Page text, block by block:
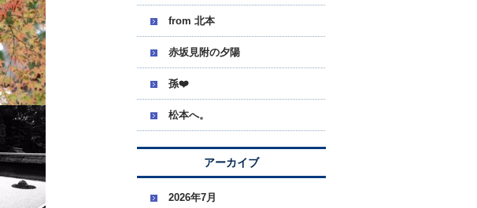
from 北本
赤坂見附の夕陽
孫❤️
松本へ。
アーカイブ
2026年7月